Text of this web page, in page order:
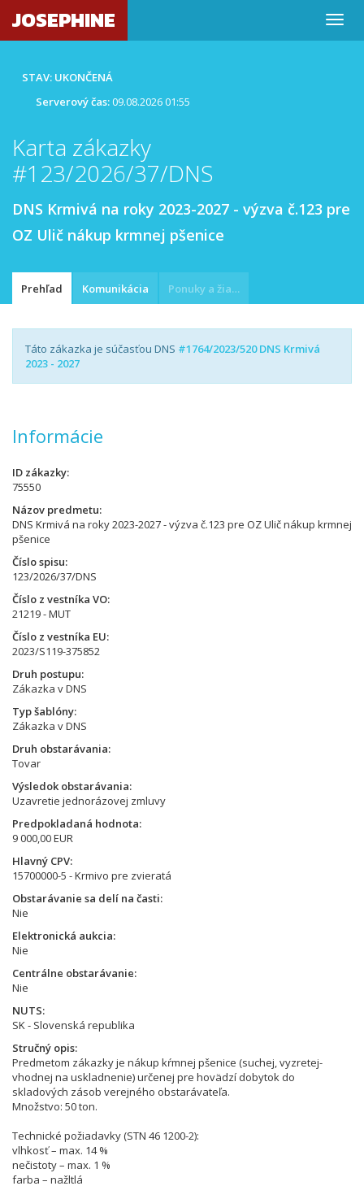
JOSEPHINE
STAV: UKONČENÁ
Serverový čas:09.08.2026 01:55
Karta zákazky
#123/2026/37/DNS
DNS Krmivá na roky 2023-2027 - výzva č.123 pre
OZ Ulič nákup krmnej pšenice
Prehľad Komunikácia Ponuky a žiadosti
Táto zákazka je súčasťou DNS #1764/2023/520 DNS Krmivá
2023 - 2027
Informácie
ID zákazky
75550
Názov predmetu
DNS Krmivá na roky 2023-2027 - výzva č.123 pre OZ Ulič nákup krmnej
pšenice
Číslo spisu
123/2026/37/DNS
Číslo z vestníka VO
21219 - MUT
Číslo z vestníka EU
2023/S119-375852
Druh postupu
Zákazka v DNS
Typ šablóny
Zákazka v DNS
Druh obstarávania
Tovar
Výsledok obstarávania
Uzavretie jednorázovej zmluvy
Predpokladaná hodnota
9 000,00 EUR
Hlavný CPV
15700000-5 - Krmivo pre zvieratá
Obstarávanie sa delí na časti
Nie
Elektronická aukcia
Nie
Centrálne obstarávanie
Nie
NUTS
SK - Slovenská republika
Stručný opis
Predmetom zákazky je nákup kŕmnej pšenice (suchej, vyzretej-
vhodnej na uskladnenie) určenej pre hovädzí dobytok do
skladových zásob verejného obstarávateľa.
Množstvo: 50 ton.
Technické požiadavky (STN 46 1200-2):
vlhkosť – max. 14 %
nečistoty – max. 1 %
farba – nažltlá